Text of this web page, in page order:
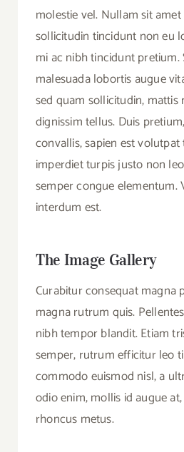
molestie vel. Nullam sit
sollicitudin tincidunt non eu
mi ac nibh tincidunt pretium.
malesuada lobortis augue
sed quam sollicitudin, mattis
dignissim tellus. Duis
convallis, sapien est
imperdiet turpis justo non
semper congue elementum.
interdum est.
The Image Gallery
Curabitur consequat magna
magna rutrum quis.
nibh tempor blandit. Etiam
semper, rutrum efficitur leo
commodo euismod nisl, a
odio enim, mollis id augue
rhoncus metus.